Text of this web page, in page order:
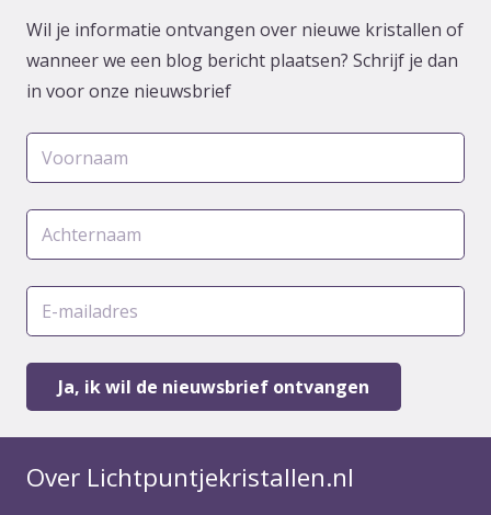
Wil je informatie ontvangen over nieuwe kristallen of
wanneer we een blog bericht plaatsen? Schrijf je dan
in voor onze nieuwsbrief
Over Lichtpuntjekristallen.nl